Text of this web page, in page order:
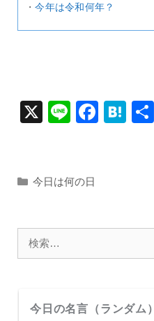
・今年は令和何年？
X
Li
F
o
H
カ
ー
今日は何の日
今日の名言（ランダム）